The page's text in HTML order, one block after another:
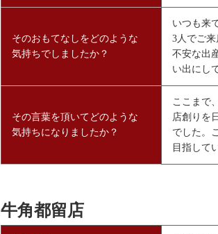
そのおもてなしをどのような
気持ちでしましたか？
いつも来
3人でご
不安な出
い出にし
その言葉を頂いてどのような
気持ちになりましたか？
ここまで
店創りを
でした。
目指して
牛角都留店